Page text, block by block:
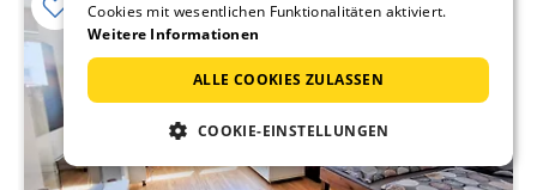
Cookies mit wesentlichen Funktionalitäten aktiviert.
Weitere Informationen
ALLE COOKIES ZULASSEN
COOKIE-EINSTELLUNGEN